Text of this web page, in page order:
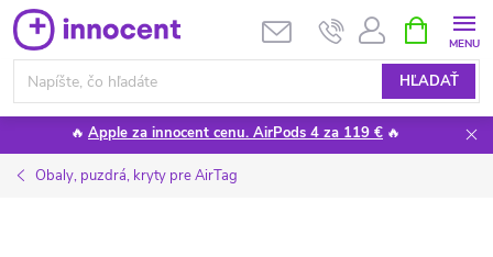
Prejsť
na
obsah
HĽADAŤ
KOŠÍK
🔥 Apple za innocent cenu. AirPods 4 za 119 € 🔥
Obaly, puzdrá, kryty pre AirTag